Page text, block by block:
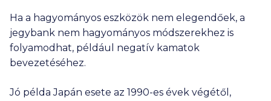
Ha a hagyományos eszközök nem elegendőek, a
jegybank nem hagyományos módszerekhez is
folyamodhat, például negatív kamatok
bevezetéséhez.
Jó példa Japán esete az 1990-es évek végétől,